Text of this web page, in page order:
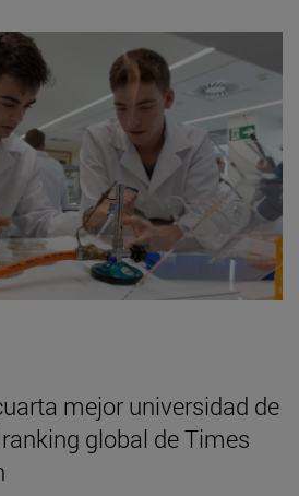
mejor universidad de
global de Times